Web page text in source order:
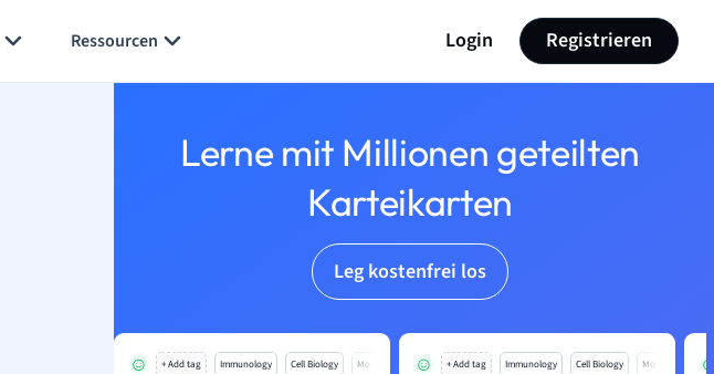
Ressourcen Login Registrieren
Lerne mit Millionen geteilten
Karteikarten
Leg kostenfrei los
+ Add tag Immunology Cell Biology Mo + Add tag Immunology Cell Biology Mo